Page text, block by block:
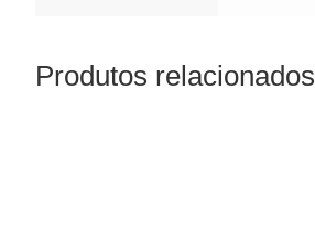
Produtos relacionados